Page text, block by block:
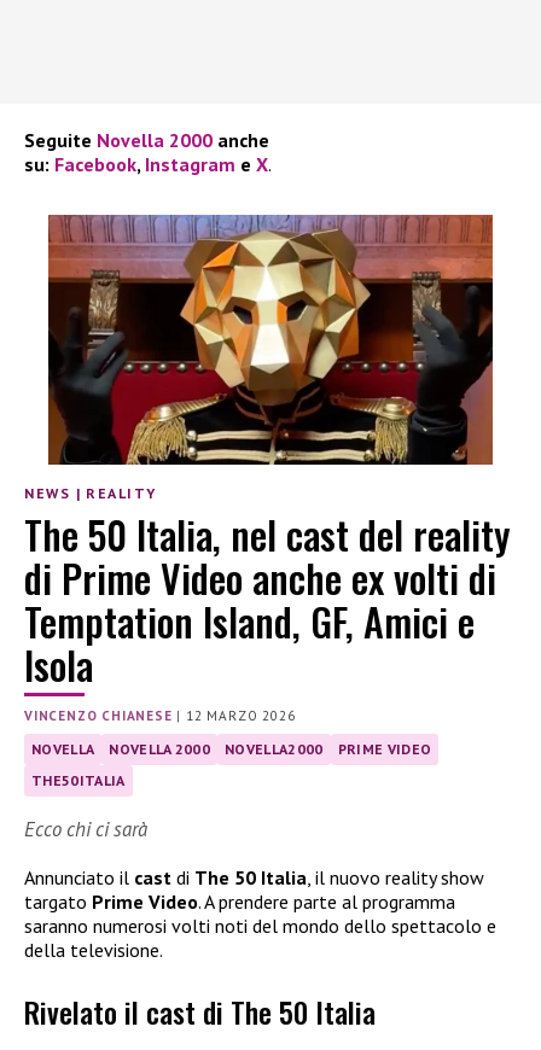
Seguite Novella 2000 anche
su: Facebook, Instagram e X.
NEWS | REALITY
The 50 Italia, nel cast del reality
di Prime Video anche ex volti di
Temptation Island, GF, Amici e
Isola
VINCENZO CHIANESE | 12 MARZO 2026
NOVELLA NOVELLA 2000 NOVELLA2000
PRIME VIDEO
THE50ITALIA
Ecco chi ci sarà
Annunciato il cast di The 50 Italia, il nuovo reality show
targato Prime Video. A prendere parte al programma
saranno numerosi volti noti del mondo dello spettacolo e
della televisione.
Rivelato il cast di The 50 Italia